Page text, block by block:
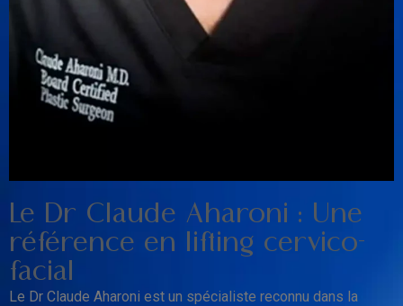
Le Dr Claude Aharoni : Une
référence en lifting cervico-
facial
Le Dr Claude Aharoni est un spécialiste reconnu dans la